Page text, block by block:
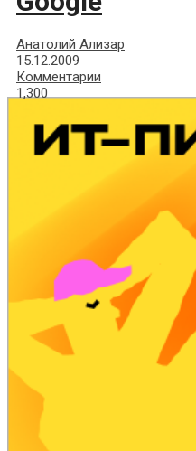
Анатолий Ализар
15.12.2009
Комментарии
1,300